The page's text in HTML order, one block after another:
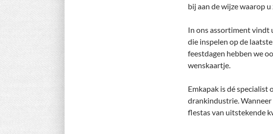
bij aan de wijze waarop
In ons assortiment vindt
die inspelen op de
feestdagen hebben we
wenskaartje.
Emkapak is dé
drankindustrie. Wanneer
flestas van uitstekende